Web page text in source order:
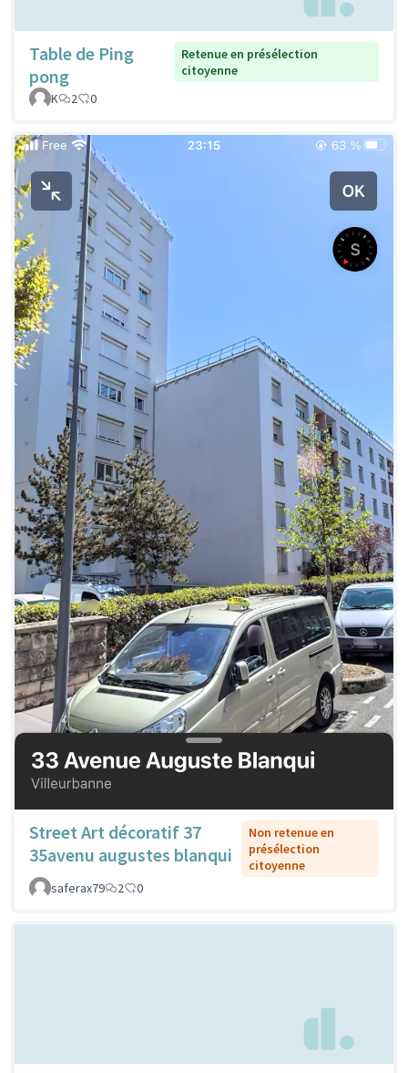
Table de Ping
pong
Retenue en présélection
citoyenne
K
2 0
Street Art décoratif 37
35avenu augustes blanqui
Non retenue en
présélection
citoyenne
saferax79
2 0